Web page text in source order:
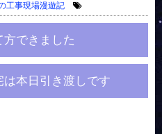
工事現場漫遊記
できました
本日引き渡しです